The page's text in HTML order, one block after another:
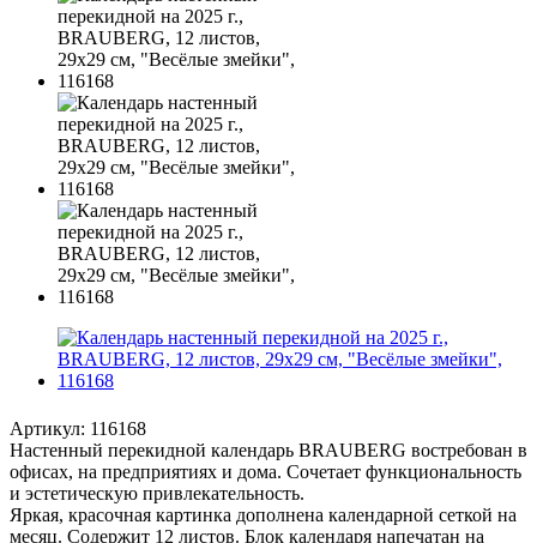
Артикул: 116168
Настенный перекидной календарь BRAUBERG востребован в
офисах, на предприятиях и дома. Сочетает функциональность
и эстетическую привлекательность.
Яркая, красочная картинка дополнена календарной сеткой на
месяц. Содержит 12 листов. Блок календаря напечатан на